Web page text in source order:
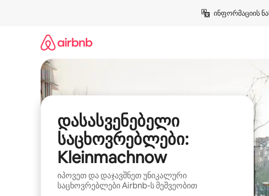
ინფორმაციის
დასასვენებელი
საცხოვრებლები:
Kleinmachnow
იპოვეთ და დაჯავშნეთ უნიკალური
საცხოვრებლები Airbnb-ს მეშვეობით